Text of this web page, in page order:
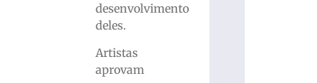
desenvolvimento
deles.
Artistas
aprovam